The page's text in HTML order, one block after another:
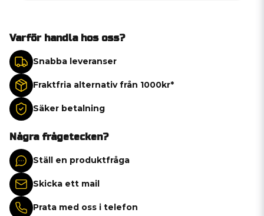
Varför handla hos oss?
Snabba leveranser
Fraktfria alternativ från 1000kr*
Säker betalning
Några frågetecken?
Ställ en produktfråga
Skicka ett mail
Prata med oss i telefon